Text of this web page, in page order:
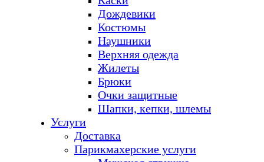
Дождевики
Костюмы
Наушники
Верхняя одежда
Жилеты
Брюки
Очки защитные
Шапки, кепки, шлемы
Услуги
Доставка
Парикмахерские услуги